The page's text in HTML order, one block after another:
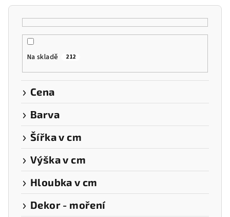
Na skladě 212
Cena
Barva
Šířka v cm
Výška v cm
Hloubka v cm
Dekor - moření